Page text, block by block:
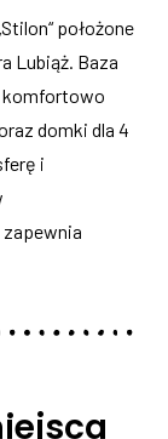
położone
Lubiąż. Baza
komfortowo
domki dla 4
i
zapewnia